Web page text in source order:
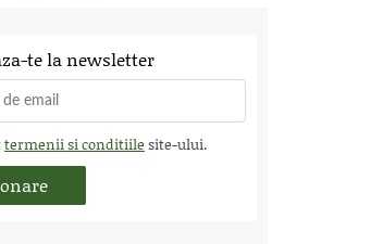
te la newsletter
termenii si conditiile site-ului.